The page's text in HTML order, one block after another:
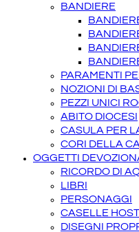
BANDIERE
PARAMENTI
NOZIONI DI
PEZZI UNICI
ABITO DIOCESI
CASULA PER
CORI DELLA
OGGETTI
RICORDO DI
LIBRI
PERSONAGGI
CASELLE HOST
DISEGNI